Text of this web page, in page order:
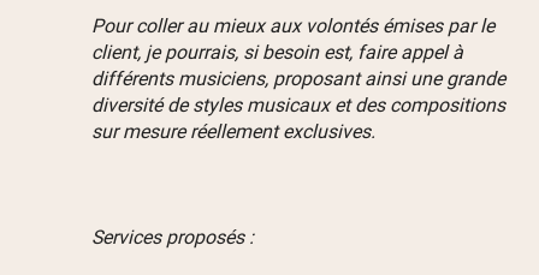
Pour coller au mieux aux volontés émises par le
client, je pourrais, si besoin est, faire appel à
différents musiciens, proposant ainsi une grande
diversité de styles musicaux et des compositions
sur mesure réellement exclusives.
Services proposés :